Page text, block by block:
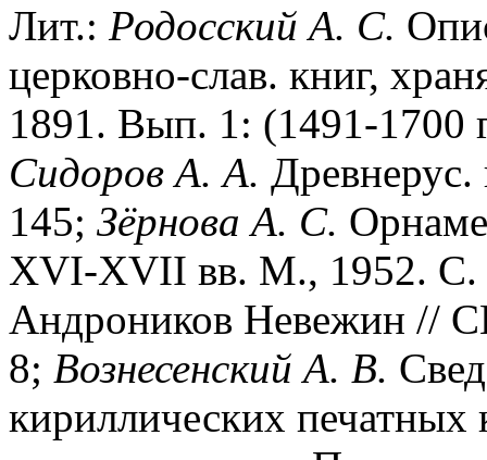
Лит.: Родосский А. С.
церковно-слав. книг,
1891. Вып. 1: (1491-
Сидоров А. А.
145; Зёрнова А. С.
XVI-XVII вв. М., 1952.
Андроников Невежин //
8; Вознесенский А. В.
кириллических